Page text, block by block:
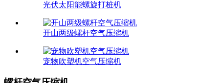
光伏太阳能螺旋打桩机
开山两级螺杆空气压缩机
宠物吹塑机空气压缩机